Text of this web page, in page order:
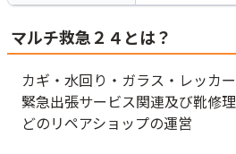
マルチ救急２４とは？
カギ・水回り・ガラス・レッカ
緊急出張サービス関連及び靴修
どのリペアショップの運営